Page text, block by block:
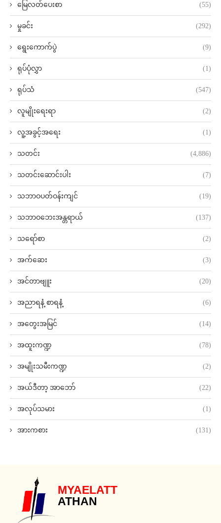
မြေလတ်ပေးစာ (55)
မှုခင်း (292)
ရွေးကောက်ပွဲ (9)
ရုပ်ပုံလွှာ (1)
ရုပ်သံ (547)
လူမျိုးရေးရာ (2)
လူ့အခွင့်အရေး (1)
သတင်း (4,886)
သတင်းဆောင်းပါး (7)
သဘာဝပတ်ဝန်းကျင် (19)
သဘာဝဘေးအန္တရာယ် (137)
သရော်စာ (2)
အက်ဆေး (3)
အင်တာဗျူး (20)
အညာရနံ့ စာရနံ့ (6)
အတွေးအမြင် (14)
အထူးကဏ္ဍ (78)
အမျိုးသမီးကဏ္ဍ (2)
အယ်ဒီတာ့ အာဘော် (22)
အလုပ်သမား (1)
အားကစား (131)
MYAELATT
ATHAN